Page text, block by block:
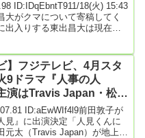
ID:IDqEbntT911/18(火) 15:43
がクマについて寄稿してく
出入りする東出昌大は現在の
くる。週刊誌などからも「ク
だけで8件もご依頼を頂戴し
】フジテレビ、4月スタ
9ドラマ『人事の人
演はTravis Japan・松田
ロイン役は前田敦子に決
ID:aEwWIf4l9前田敦子が
見』に出演決定「人見くんに
太（Travis Japan）が地上波